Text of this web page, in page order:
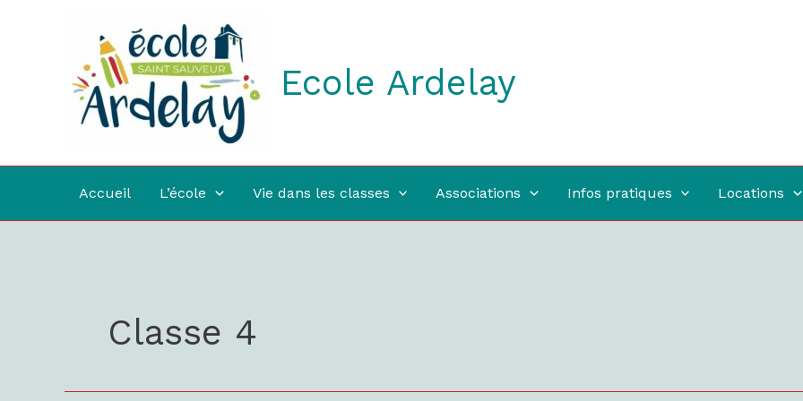
Ecole Ardelay
Accueil L’école Vie dans les classes Associations Infos pratiques Locations
Classe 4